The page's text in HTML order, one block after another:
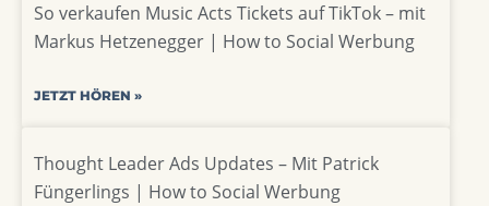
So verkaufen Music Acts Tickets auf TikTok – mit
Markus Hetzenegger | How to Social Werbung
JETZT HÖREN »
Thought Leader Ads Updates – Mit Patrick
Füngerlings | How to Social Werbung